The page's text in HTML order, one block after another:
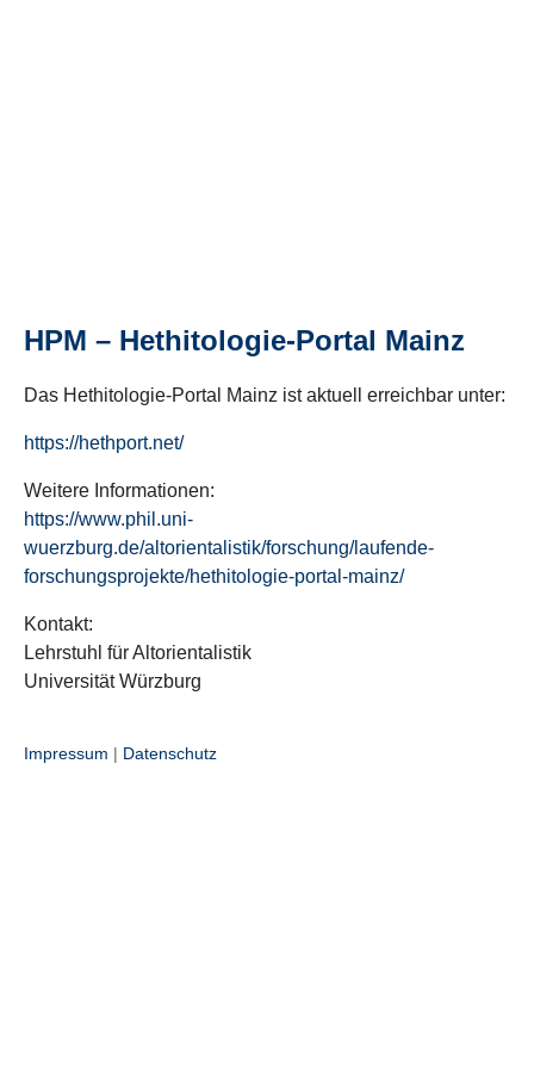
HPM – Hethitologie-Portal Mainz
Das Hethitologie-Portal Mainz ist aktuell erreichbar unter:
https://hethport.net/
Weitere Informationen:
https://www.phil.uni-
wuerzburg.de/altorientalistik/forschung/laufende-
forschungsprojekte/hethitologie-portal-mainz/
Kontakt:
Lehrstuhl für Altorientalistik
Universität Würzburg
Impressum | Datenschutz